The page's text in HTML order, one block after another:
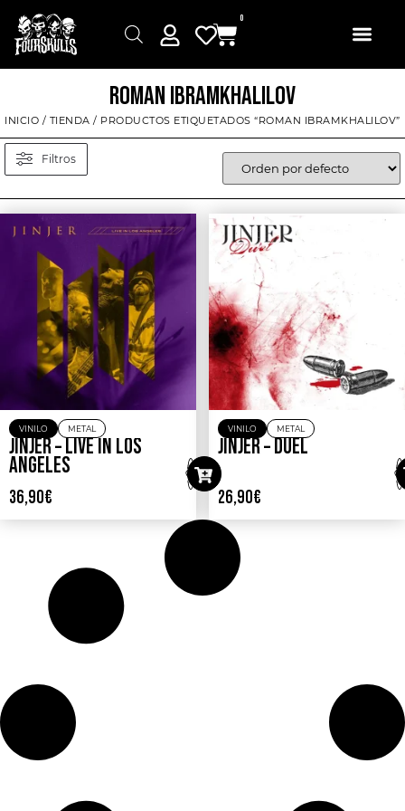
0
ROMAN IBRAMKHALILOV
INICIO / TIENDA / PRODUCTOS ETIQUETADOS “ROMAN IBRAMKHALILOV”
Filtros
VINILO METAL
JINJER – LIVE IN LOS
ANGELES
36,90€
VINILO METAL
JINJER – DUÉL
26,90€